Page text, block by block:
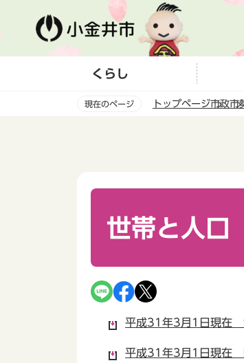
ー
くらし
現在のページ トップページ市政市
世帯と人口
平成31年3月1日現在
平成31年3月1日現在